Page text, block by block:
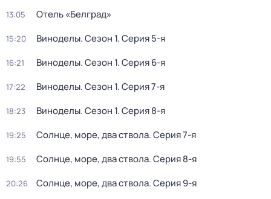
13:05 Отель «Белград»
15:20 Виноделы. Сезон 1. Серия 5-я
16:21 Виноделы. Сезон 1. Серия 6-я
17:22 Виноделы. Сезон 1. Серия 7-я
18:23 Виноделы. Сезон 1. Серия 8-я
19:25 Солнце, море, два ствола. Серия 7-я
19:55 Солнце, море, два ствола. Серия 8-я
20:26 Солнце, море, два ствола. Серия 9-я